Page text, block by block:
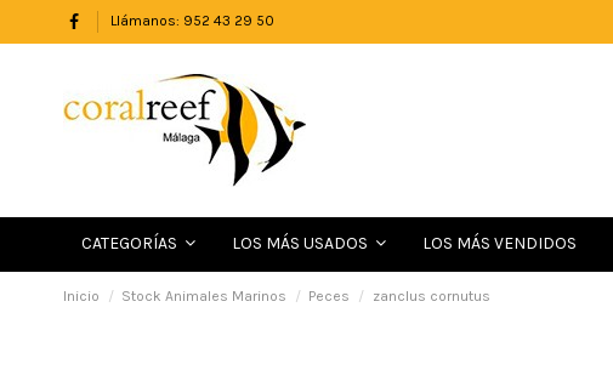
Llámanos: 952 43 29 50
CATEGORÍAS LOS MÁS USADOS LOS MÁS VENDIDOS
Inicio Stock Animales Marinos Peces zanclus cornutus